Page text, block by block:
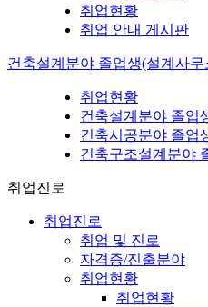
취업현황
취업 안내 게시판
건축설계분야 졸업생(설계사무
취업현황
건축설계분야 졸업
건축시공분야 졸업
건축구조설계분야
취업진로
취업진로
취업 및 진로
자격증/진출분야
취업현황
취업현황